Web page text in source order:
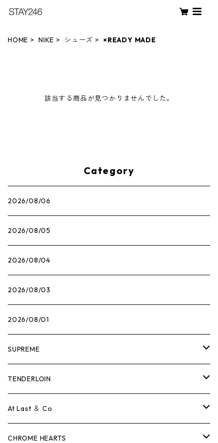
HOME NIKE シューズ ×READY MADE
該当する商品が見つかりませんでした。
Category
2026/08/06
2026/08/05
2026/08/04
2026/08/03
2026/08/01
SUPREME
Tシャツ
ロンTEE
スウェット/ニット
TENDERLOIN
Tシャツ
ロンTEE
At Last ＆ Co
Tシャツ
CHROME HEARTS